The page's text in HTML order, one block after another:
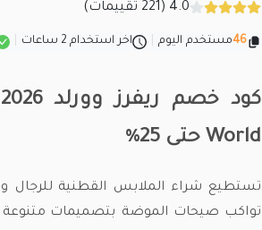
4.0 (221 تقييمات)
46مستخدم اليوم اخر استخدام 2 ساعات
كود خصم ريفرز وورلد
World حتى 25%
تستطيع شراء الملابس القطنية للرجال
تواكب صيحات الموضة بتصميمات متنوعة